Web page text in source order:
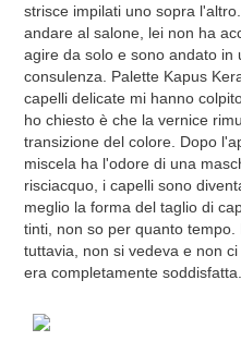
strisce impilati uno sopra
andare al salone, lei non ha
agire da solo e sono andato in
consulenza. Palette Kapus
capelli delicate mi hanno
ho chiesto è che la vernice
transizione del colore. Dopo
miscela ha l'odore di una
risciacquo, i capelli sono
meglio la forma del taglio di
tinti, non so per quanto tempo.
tuttavia, non si vedeva e non
era completamente